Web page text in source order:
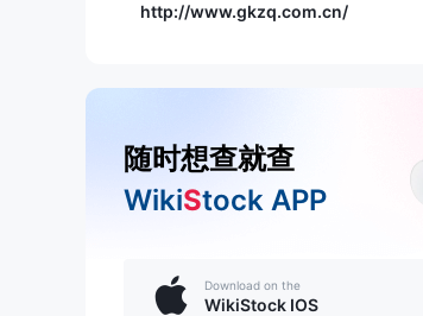
http://www.gkzq.com.cn/
随时想查就查
WikiStock APP
Download on the
WikiStock IOS